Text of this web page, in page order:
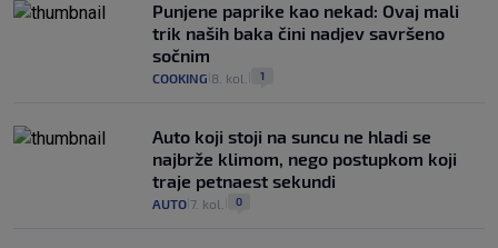
Punjene paprike kao nekad: Ovaj mali
trik naših baka čini nadjev savršeno
sočnim
COOKING 8. kol. 1
Auto koji stoji na suncu ne hladi se
najbrže klimom, nego postupkom koji
traje petnaest sekundi
AUTO 7. kol. 0